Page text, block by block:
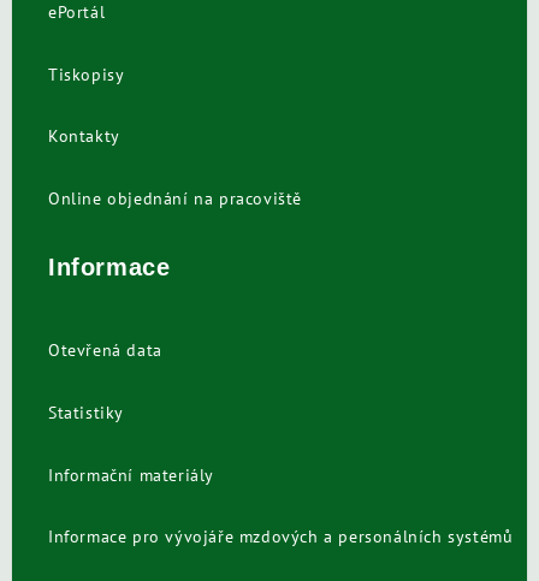
ePortál
Tiskopisy
Kontakty
Online objednání na pracoviště
Informace
Otevřená data
Statistiky
Informační materiály
Informace pro vývojáře mzdových a personálních systémů